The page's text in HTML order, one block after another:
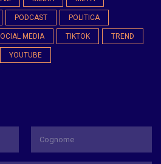
PODCAST POLITICA
MEDIA TIKTOK TREND
YOUTUBE